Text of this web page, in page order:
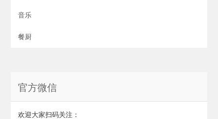
音乐
餐厨
官方微信
欢迎大家扫码关注：